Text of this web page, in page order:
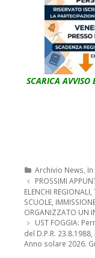
SCARICA AVVISO
Categorie
Archivio News
Navigazione
articolo
PROSSIMI
ELENCHI
SCUOLE,
ORGANIZZATO UN
UST FOGGIA:
del D.P.R.
Anno solare 2026.